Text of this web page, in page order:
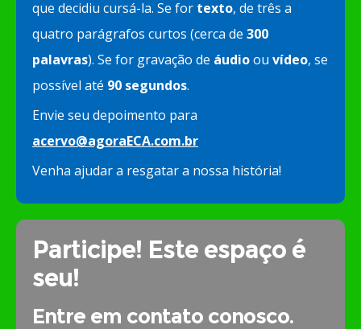
que decidiu cursá-la. Se for texto, de três a
quatro parágrafos curtos (cerca de 300
palavras). Se for gravação de áudioou vídeo, se
possível até 90 segundos.
Envie seu depoimento para
acervo@agoraECA.com.br
Venha ajudar a resgatar a nossa história!
Participe! Este espaço é
seu!
Entre em contato conosco.